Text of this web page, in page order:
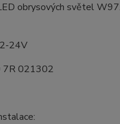
obrysových světel
24V
7R 021302